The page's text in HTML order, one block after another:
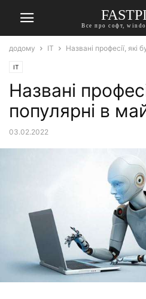
Все про софт,
додому IT Названі професії, які
IT
Названі
популярні в
03.02.2022